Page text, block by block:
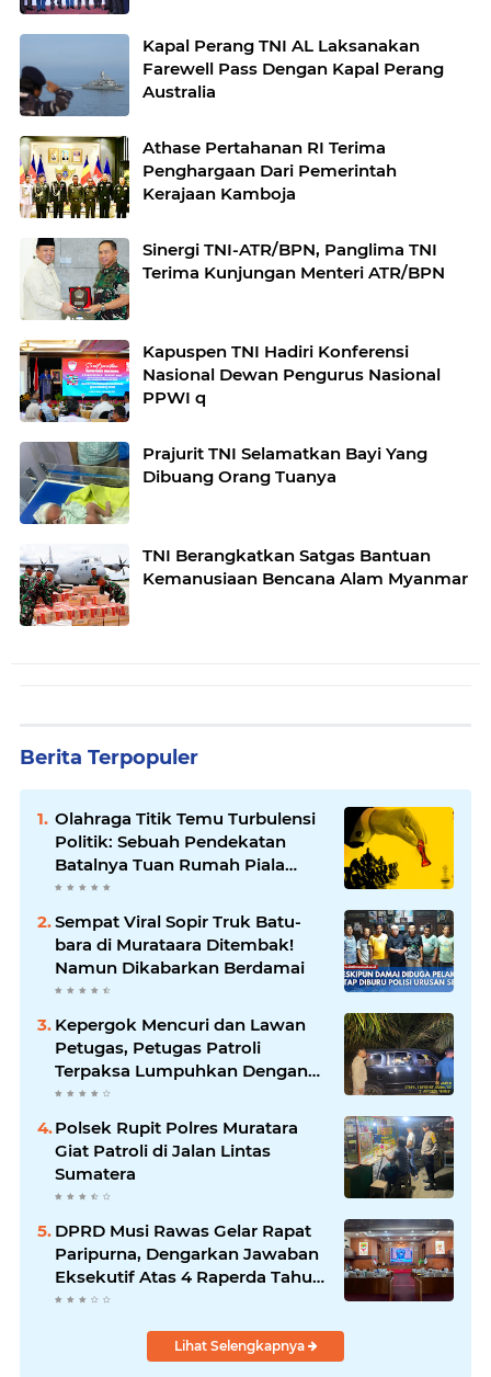
Kapal Perang TNI AL Laksanakan
Farewell Pass Dengan Kapal Perang
Australia
Athase Pertahanan RI Terima
Penghargaan Dari Pemerintah
Kerajaan Kamboja
Sinergi TNI-ATR/BPN, Panglima TNI
Terima Kunjungan Menteri ATR/BPN
Kapuspen TNI Hadiri Konferensi
Nasional Dewan Pengurus Nasional
PPWI q
Prajurit TNI Selamatkan Bayi Yang
Dibuang Orang Tuanya
TNI Berangkatkan Satgas Bantuan
Kemanusiaan Bencana Alam Myanmar
Berita Terpopuler
Olahraga Titik Temu Turbulensi
Politik: Sebuah Pendekatan
Batalnya Tuan Rumah Piala
Dunia U-20
Sempat Viral Sopir Truk Batu-
bara di Murataara Ditembak!
Namun Dikabarkan Berdamai
Kepergok Mencuri dan Lawan
Petugas, Petugas Patroli
Terpaksa Lumpuhkan Dengan
Peluru Karet
Polsek Rupit Polres Muratara
Giat Patroli di Jalan Lintas
Sumatera
DPRD Musi Rawas Gelar Rapat
Paripurna, Dengarkan Jawaban
Eksekutif Atas 4 Raperda Tahun
2026
Lihat Selengkapnya